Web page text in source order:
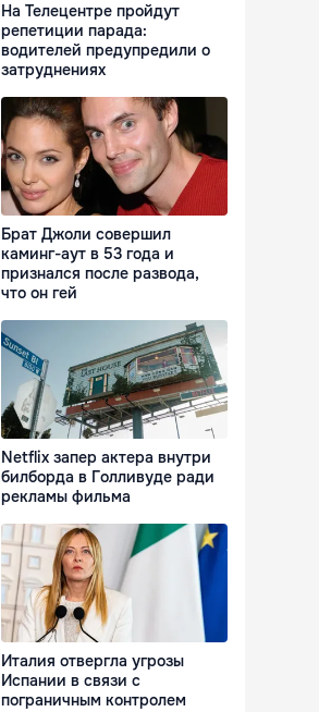
На Телецентре пройдут
репетиции парада:
водителей предупредили о
затруднениях
Брат Джоли совершил
каминг-аут в 53 года и
признался после развода,
что он гей
Netflix запер актера внутри
билборда в Голливуде ради
рекламы фильма
Италия отвергла угрозы
Испании в связи с
пограничным контролем